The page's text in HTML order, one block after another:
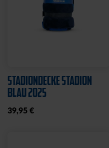
STADIONDECKE STADION
BLAU 2025
39,95 €